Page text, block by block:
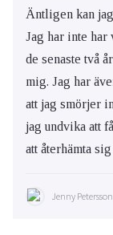
Äntligen kan
Jag har inte har
de senaste två
mig. Jag har
att jag smörjer
jag undvika att
att återhämta
Jenny Petersson